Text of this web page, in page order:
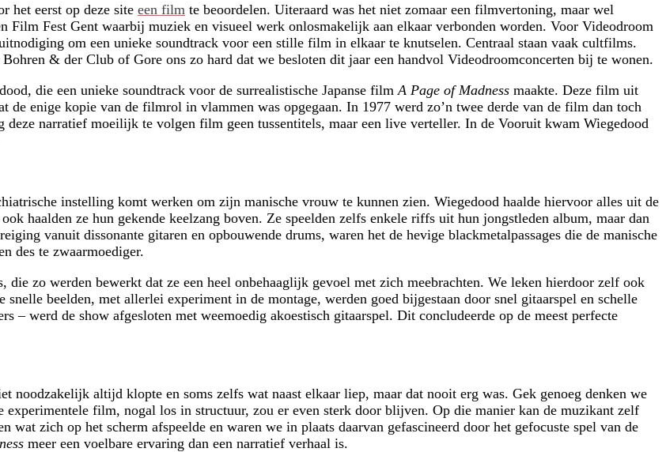
het eerst op deze site een film te beoordelen. Uiteraard was het niet zomaar een filmvertoning, maar wel
Fest Gent waarbij muziek en visueel werk onlosmakelijk aan elkaar verbonden worden. Voor Videodroom
om een unieke soundtrack voor een stille film in elkaar te knutselen. Centraal staan vaak cultfilms.
& der Club of Gore ons zo hard dat we besloten dit jaar een handvol Videodroomconcerten bij te wonen.
die een unieke soundtrack voor de surrealistische Japanse film A Page of Madness maakte. Deze film uit
de enige kopie van de filmrol in vlammen was opgegaan. In 1977 werd zo’n twee derde van de film dan toch
narratief moeilijk te volgen film geen tussentitels, maar een live verteller. In de Vooruit kwam Wiegedood
instelling komt werken om zijn manische vrouw te kunnen zien. Wiegedood haalde hiervoor alles uit de
haalden ze hun gekende keelzang boven. Ze speelden zelfs enkele riffs uit hun jongstleden album, maar dan
vanuit dissonante gitaren en opbouwende drums, waren het de hevige blackmetalpassages die de manische
des te zwaarmoediger.
die zo werden bewerkt dat ze een heel onbehaaglijk gevoel met zich meebrachten. We leken hierdoor zelf ook
beelden, met allerlei experiment in de montage, werden goed bijgestaan door snel gitaarspel en schelle
– werd de show afgesloten met weemoedig akoestisch gitaarspel. Dit concludeerde op de meest perfecte
noodzakelijk altijd klopte en soms zelfs wat naast elkaar liep, maar dat nooit erg was. Gek genoeg denken we
experimentele film, nogal los in structuur, zou er even sterk door blijven. Op die manier kan de muzikant zelf
zich op het scherm afspeelde en waren we in plaats daarvan gefascineerd door het gefocuste spel van de
meer een voelbare ervaring dan een narratief verhaal is.